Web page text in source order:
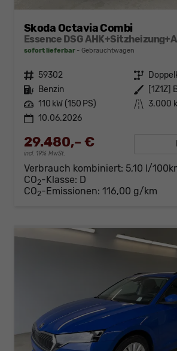
Skoda Octavia Combi
Essence DSG
sofort lieferbar Gebrauchtwagen
Fahrzeugnr. 59302 Getriebe
Kraftstoff Benzin Außenfarbe
Leistung 110 kW (150 PS) Kilometerstand 3.000
10.06.2026
29.480,– €
incl. 19% MwSt.
Verbrauch kombiniert: 5,10 l/
CO2-Klasse: D
CO2-Emissionen: 116,00 g/km